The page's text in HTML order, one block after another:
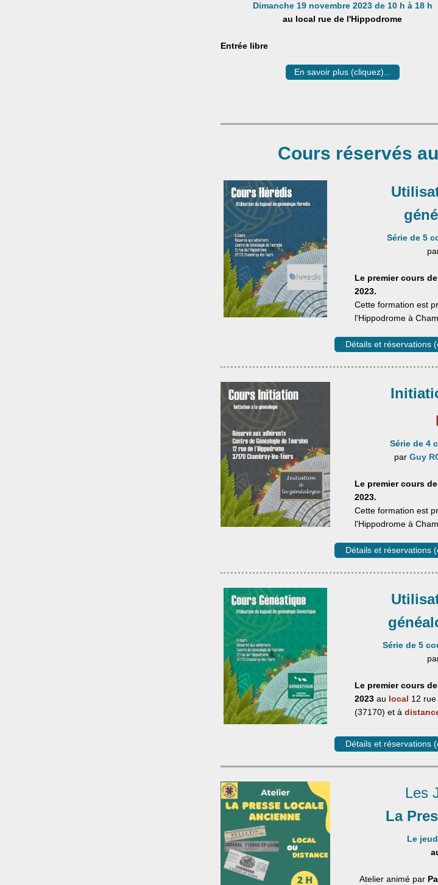
Dimanche 19 novembre 2023 de 10 h à 18 h
au local rue de l'Hippodrome
Entrée libre
En savoir plus (cliquez)...
Cours réservés
Série de 5
Le premier cours
2023.
Cette formation est
l'Hippodrome à
Détails et réservations
Série de 4
par Guy
Le premier cours
2023.
Cette formation est
l'Hippodrome à
Détails et réservations
Série de 5
Le premier cours
2023 au local 12
(37170) et à
Détails et réservations
Les
La
Le
Atelier animé par